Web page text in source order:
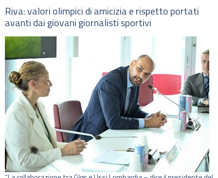
Riva: valori olimpici di amicizia e rispetto portati
avanti dai giovani giornalisti sportivi